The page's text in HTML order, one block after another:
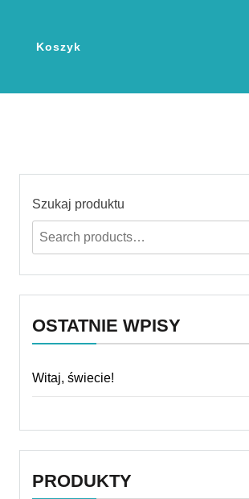
Koszyk
Szukaj produktu
OSTATNIE WPISY
Witaj, świecie!
PRODUKTY